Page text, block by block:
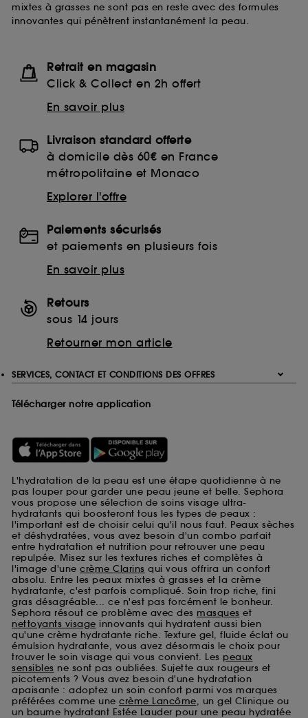
mixtes à grasses ne sont pas en reste avec des formules
innovantes qui pénètrent instantanément la peau.
Retrait en magasin
Click & Collect en 2h offert
En savoir plus
Livraison standard offerte
à domicile dès 60€ en France
métropolitaine et Monaco
Explorer l'offre
Paiements sécurisés
et paiements en plusieurs fois
En savoir plus
Retours
sous 14 jours
Retourner mon article
SERVICES, CONTACT ET CONDITIONS DES OFFRES
Télécharger notre application
L'hydratation de la peau est une étape quotidienne à ne
pas louper pour garder une peau jeune et belle. Sephora
vous propose une sélection de soins visage ultra-
hydratants qui boosteront tous les types de peaux :
l'important est de choisir celui qu'il nous faut. Peaux sèches
et déshydratées, vous avez besoin d'un combo parfait
entre hydratation et nutrition pour retrouver une peau
repulpée. Misez sur les textures riches et complètes à
l'image d'une crème Clarins qui vous offrira un confort
absolu. Entre les peaux mixtes à grasses et la crème
hydratante, c'est parfois compliqué. Soin trop riche, fini
gras désagréable... ce n'est pas forcément le bonheur.
Sephora résout ce problème avec des masques et
nettoyants visage innovants qui hydratent aussi bien
qu'une crème hydratante riche. Texture gel, fluide éclat ou
émulsion hydratante, vous avez désormais le choix pour
trouver le soin visage qui vous convient. Les peaux
sensibles ne sont pas oubliées. Sujette aux rougeurs et
picotements ? Vous avez besoin d'une hydratation
apaisante : adoptez un soin confort parmi vos marques
préférées comme une crème Lancôme, un gel Clinique ou
un baume hydratant Estée Lauder pour une peau hydratée